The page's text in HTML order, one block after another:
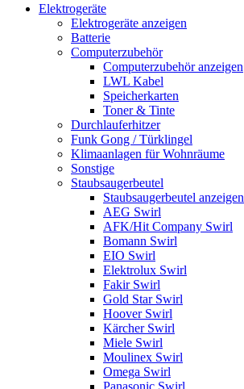
Elektrogeräte
Elektrogeräte anzeigen
Batterie
Computerzubehör
Computerzubehör anzeigen
LWL Kabel
Speicherkarten
Toner & Tinte
Durchlauferhitzer
Funk Gong / Türklingel
Klimaanlagen für Wohnräume
Sonstige
Staubsaugerbeutel
Staubsaugerbeutel anzeigen
AEG Swirl
AFK/Hit Company Swirl
Bomann Swirl
EIO Swirl
Elektrolux Swirl
Fakir Swirl
Gold Star Swirl
Hoover Swirl
Kärcher Swirl
Miele Swirl
Moulinex Swirl
Omega Swirl
Panasonic Swirl